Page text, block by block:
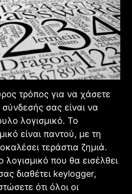
τρόπος για να χάσετε
σύνδεσής σας είναι να
λογισμικό. Το
είναι παντού, με τη
τεράστια ζημιά.
που θα εισέλθει
διαθέτει keylogger,
ότι όλοι οι